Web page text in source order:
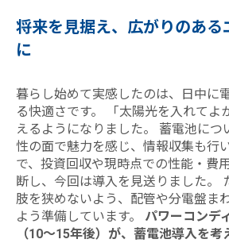
将来を見据え、広がりのある
に
暮らし始めて実感したのは、日中に
る快適さです。 「太陽光を入れてよ
えるようになりました。 蓄電池につ
性の面で魅力を感じ、情報収集も行
で、投資回収や現時点での性能・費
断し、今回は導入を見送りました。
肢を狭めないよう、配管や分電盤ま
よう準備しています。 パワーコンデ
（10～15年後）が、蓄電池導入を